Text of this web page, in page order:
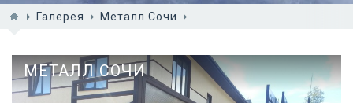
Галерея Металл Сочи
МЕТАЛЛ СОЧИ